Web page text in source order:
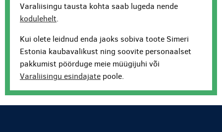
Varaliisingu tausta kohta saab lugeda nende
kodulehelt.
Kui olete leidnud enda jaoks sobiva toote Simeri
Estonia kaubavalikust ning soovite personaalset
pakkumist pöörduge meie müügijuhi või
Varaliisingu esindajate poole.